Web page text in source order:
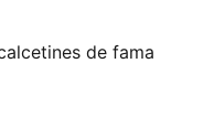
de fama
tal si decoramos
Perfectos
estos calcetines